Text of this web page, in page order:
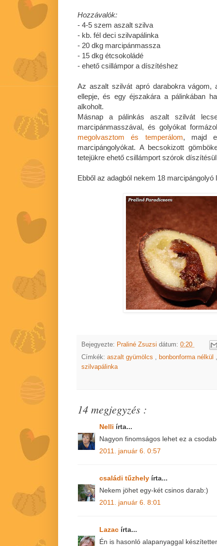
Hozzávalók:
- 4-5 szem aszalt szilva
- kb. fél deci szilvapálinka
- 20 dkg marcipánmassza
- 15 dkg étcsokoládé
- ehető csillámpor a díszítéshez
Az aszalt szilvát apró darabokra vágom,
ellepje, és egy éjszakára a pálinkában
alkoholt.
Másnap a pálinkás aszalt szilvát
marcipánmasszával, és golyókat
megolvasztom és temperálom, majd
marcipángolyókat. A becsokizott
tetejükre ehető csillámport szórok
Ebből az adagból nekem 18 marcipángolyó
Bejegyezte: Praliné Zsuzsi dátum: 0:20
Címkék: aszalt gyümölcs , bonbonforma nélkül
szilvapálinka
14 megjegyzés :
Nelli írta...
Nagyon finomságos lehet ez a
2011. január 6. 0:57
családi tűzhely írta...
Nekem jöhet egy-két csinos darab:)
2011. január 6. 8:01
Lazac írta...
Én is hasonló alapanyaggal